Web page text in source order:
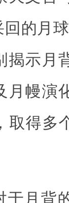
的月
揭示月
月幔演
取得多
于月背